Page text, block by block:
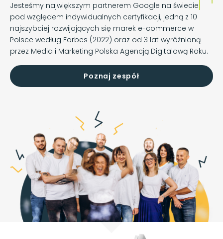
Jesteśmy największym partnerem Google na świecie
pod względem indywidualnych certyfikacji, jedną z 10
najszybciej rozwijających się marek e-commerce w
Polsce według Forbes (2022) oraz od 3 lat wyróżnianą
przez Media i Marketing Polska Agencją Digitalową Roku.
Poznaj zespół